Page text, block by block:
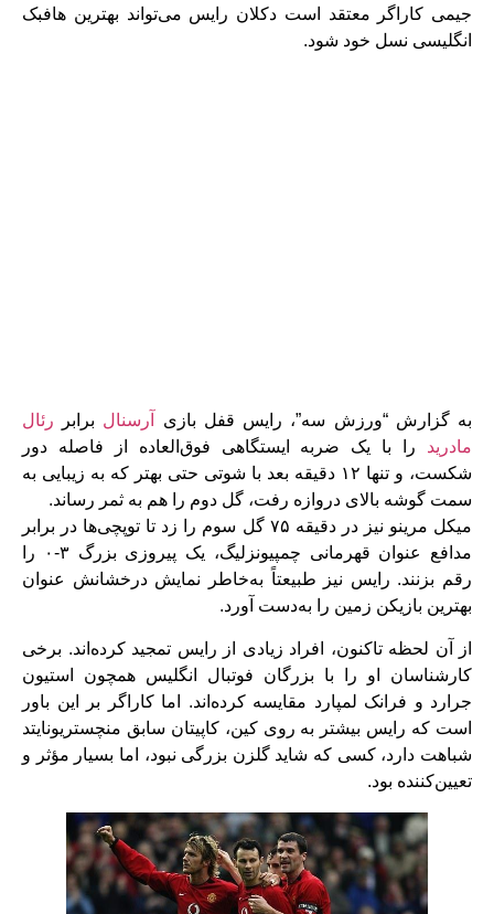
جیمی کاراگر معتقد است دکلان رایس می‌تواند بهترین هافبک
انگلیسی نسل خود شود.
به گزارش “ورزش سه”، رایس قفل بازی آرسنال برابر رئال
مادرید را با یک ضربه ایستگاهی فوق‌العاده از فاصله دور
شکست، و تنها ۱۲ دقیقه بعد با شوتی حتی بهتر که به زیبایی به
سمت گوشه بالای دروازه رفت، گل دوم را هم به ثمر رساند.
میکل مرینو نیز در دقیقه ۷۵ گل سوم را زد تا توپچی‌ها در برابر
مدافع عنوان قهرمانی چمپیونزلیگ، یک پیروزی بزرگ ۳-۰ را
رقم بزنند. رایس نیز طبیعتاً به‌خاطر نمایش درخشانش عنوان
بهترین بازیکن زمین را به‌دست آورد.
از آن لحظه تاکنون، افراد زیادی از رایس تمجید کرده‌اند. برخی
کارشناسان او را با بزرگان فوتبال انگلیس همچون استیون
جرارد و فرانک لمپارد مقایسه کرده‌اند. اما کاراگر بر این باور
است که رایس بیشتر به روی کین، کاپیتان سابق منچستریونایتد
شباهت دارد، کسی که شاید گلزن بزرگی نبود، اما بسیار مؤثر و
تعیین‌کننده بود.